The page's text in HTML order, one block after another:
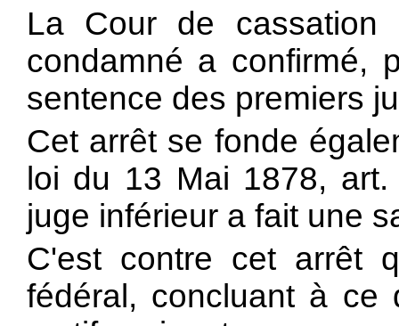
La Cour de
condamné a confirmé,
sentence des premiers
Cet arrêt se fonde
loi du 13 Mai 1878,
juge inférieur a fait une
C'est contre cet arrêt
fédéral, concluant à ce